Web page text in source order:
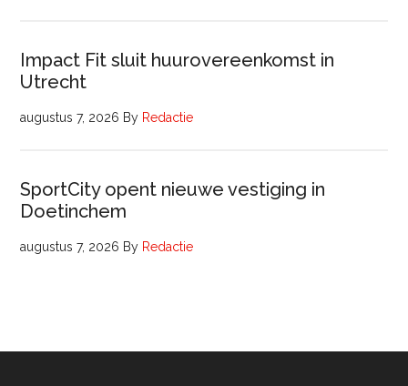
Impact Fit sluit huurovereenkomst in
Utrecht
augustus 7, 2026 By Redactie
SportCity opent nieuwe vestiging in
Doetinchem
augustus 7, 2026 By Redactie